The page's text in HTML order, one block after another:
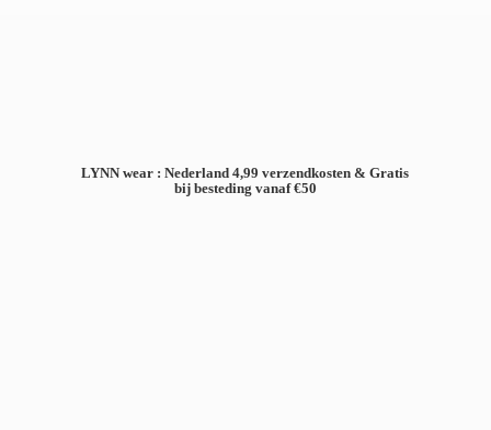
LYNN wear : Nederland 4,99 verzendkosten & Gratis
bij besteding vanaf €50